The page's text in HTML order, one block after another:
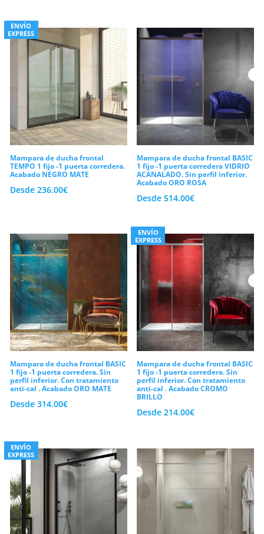
ENVÍO
EXPRESS
Mampara de ducha frontal
TEMPO 1 fijo -1 puerta corredera.
Acabado NEGRO MATE
Desde 236.00€
Mampara de ducha frontal BASIC
1 fijo -1 puerta corredera VIDRIO
ACANALADO. Sin perfil inferior.
Acabado ORO ROSA
Desde514.00€
Mampara de ducha frontal BASIC
1 fijo -1 puerta corredera. Sin
perfil inferior. Con tratamiento
anti-cal . Acabado ORO MATE
Desde 314.00€
ENVÍO
EXPRESS
Mampara de ducha frontal BASIC
1 fijo -1 puerta corredera. Sin
perfil inferior. Con tratamiento
anti-cal . Acabado CROMO
BRILLO
Desde214.00€
ENVÍO
EXPRESS